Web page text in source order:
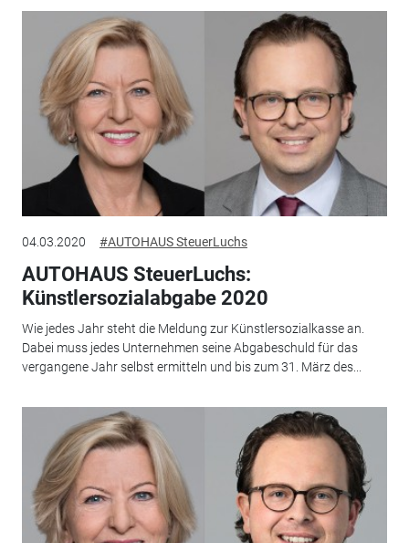
04.03.2020 #AUTOHAUS SteuerLuchs
AUTOHAUS SteuerLuchs:
Künstlersozialabgabe 2020
Wie jedes Jahr steht die Meldung zur Künstlersozialkasse an.
Dabei muss jedes Unterneh­men sei­ne Abgabeschuld für das
vergangene Jahr selbst ermitteln und bis zum 31. März des...